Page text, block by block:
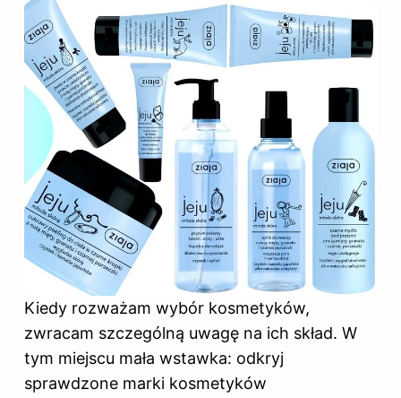
Kiedy rozważam wybór kosmetyków,
zwracam szczególną uwagę na ich skład. W
tym miejscu mała wstawka: odkryj
sprawdzone marki kosmetyków